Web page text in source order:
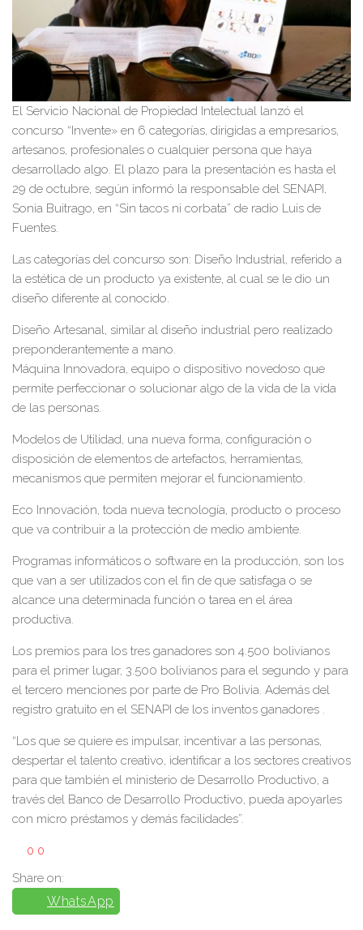
El Servicio Nacional de Propiedad Intelectual lanzó el
concurso “Invente» en 6 categorías, dirigidas a empresarios,
artesanos, profesionales o cualquier persona que haya
desarrollado algo. El plazo para la presentación es hasta el
29 de octubre, según informó la responsable del SENAPI,
Sonia Buitrago, en “Sin tacos ni corbata” de radio Luis de
Fuentes.
Las categorías del concurso son: Diseño Industrial, referido a
la estética de un producto ya existente, al cual se le dio un
diseño diferente al conocido.
Diseño Artesanal, similar al diseño industrial pero realizado
preponderantemente a mano.
Máquina Innovadora, equipo o dispositivo novedoso que
permite perfeccionar o solucionar algo de la vida de la vida
de las personas.
Modelos de Utilidad, una nueva forma, configuración o
disposición de elementos de artefactos, herramientas,
mecanismos que permiten mejorar el funcionamiento.
Eco Innovación, toda nueva tecnología, producto o proceso
que va contribuir a la protección de medio ambiente.
Programas informáticos o software en la producción, son los
que van a ser utilizados con el fin de que satisfaga o se
alcance una determinada función o tarea en el área
productiva.
Los premios para los tres ganadores son 4.500 bolivianos
para el primer lugar, 3.500 bolivianos para el segundo y para
el tercero menciones por parte de Pro Bolivia. Además del
registro gratuito en el SENAPI de los inventos ganadores .
“Los que se quiere es impulsar, incentivar a las personas,
despertar el talento creativo, identificar a los sectores creativos
para que también el ministerio de Desarrollo Productivo, a
través del Banco de Desarrollo Productivo, pueda apoyarles
con micro préstamos y demás facilidades”.
0 0
Share on:
WhatsApp